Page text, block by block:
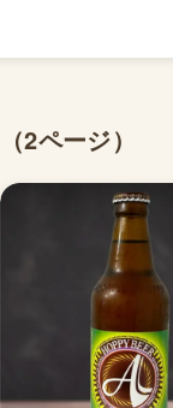
（2ページ）